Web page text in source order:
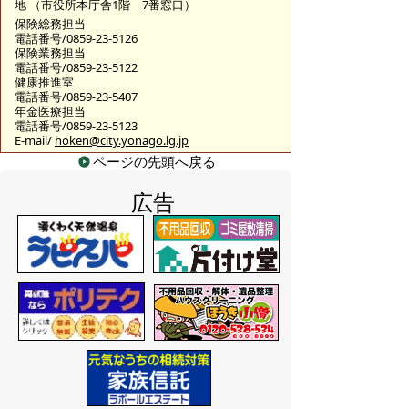
地 （市役所本庁舎1階 7番窓口）
保険総務担当
電話番号/0859-23-5126
保険業務担当
電話番号/0859-23-5122
健康推進室
電話番号/0859-23-5407
年金医療担当
電話番号/0859-23-5123
E-mail/ hoken@city.yonago.lg.jp
ページの先頭へ戻る
広告